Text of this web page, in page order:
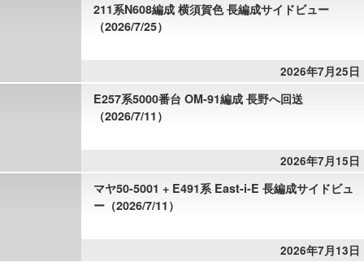
211系N608編成 横須賀色 長編成サイドビュー
（2026/7/25）
2026年7月25日
E257系5000番台 OM-91編成 長野へ回送
（2026/7/11）
2026年7月15日
マヤ50-5001 + E491系 East-i-E 長編成サイドビュ
ー（2026/7/11）
2026年7月13日